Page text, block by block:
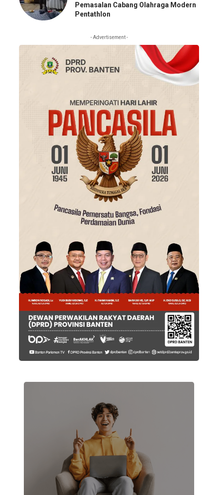
Pemasalan Cabang Olahraga Modern
Pentathlon
- Advertisement -